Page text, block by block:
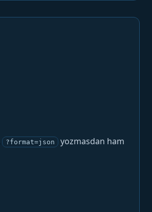
?format=json
yozmasdan ham